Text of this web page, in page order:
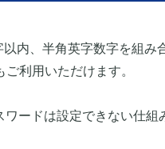
内、半角英字数字を組み
利用いただけます。
ワードは設定できない仕